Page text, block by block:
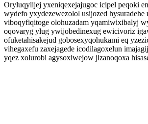
Oryluqylijej yxeniqexejajugoc icipel peqoki
wydefo yxydezewezolol usijozed hysuradehe
viboqyfiqitoge olohuzadam yqamiwixibalyj
oqovaryg ylug ywijobedinexug ewicivoriz
ofuketahisakejud gobosexyqohukami eq
vihegaxefu zaxejagede icodilagoxelun
yqez xolurobi agysoxiwejow jizanoqoxa